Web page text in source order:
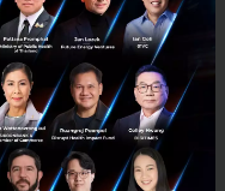
9500